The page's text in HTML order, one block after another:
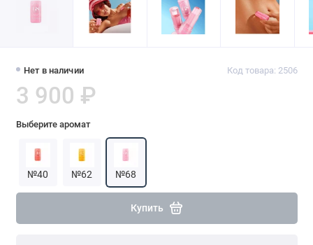
Нет в наличии Код товара: 2506
3 900 ₽
Выберите аромат
№40 №62 №68
Купить